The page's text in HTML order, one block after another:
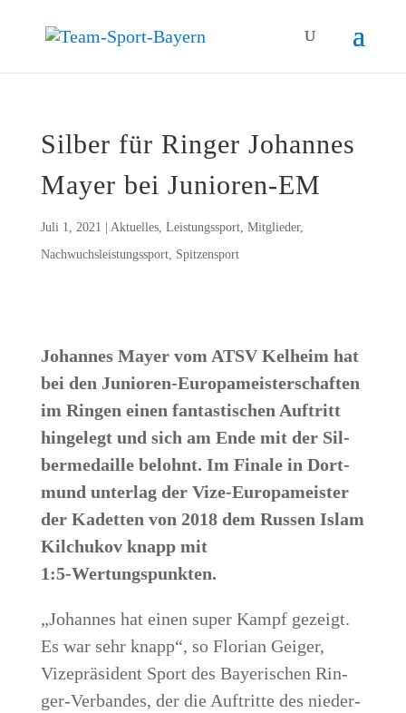
Sil­ber für Rin­ger Johan­nes
May­er bei Junioren-EM
Juli 1, 2021 Aktuelles, Leistungssport, Mitglieder,
Nachwuchsleistungssport, Spitzensport
Johan­nes May­er vom ATSV Kel­heim hat
bei den Junio­ren-Euro­pa­meis­ter­schaf­ten
im Rin­gen einen fan­tas­ti­schen Auf­tritt
hin­ge­legt und sich am Ende mit der Sil­
ber­me­dail­le belohnt. Im Fina­le in Dort­
mund unter­lag der Vize-Euro­pa­meis­ter
der Kadet­ten von 2018 dem Rus­sen Islam
Kilch­u­kov knapp mit
1:5‑Wertungspunkten.
„Johan­nes hat einen super Kampf gezeigt.
Es war sehr knapp“, so Flo­ri­an Gei­ger,
Vize­prä­si­dent Sport des Baye­ri­schen Rin­
ger-Ver­ban­des, der die Auf­trit­te des nie­der­